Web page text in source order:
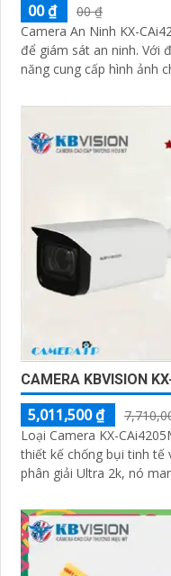
00 ₫
00 ₫
Camera An Ninh KX-
để giám sát an ninh. Với độ phân giải cao 2.0 MP, nó có khả
năng cung cấp hình ảnh
CAMERA KBVISION
5,011,500 ₫
Loại Camera KX-
thiết kế chống bụi tinh tế và
phân giải Ultra 2k, nó